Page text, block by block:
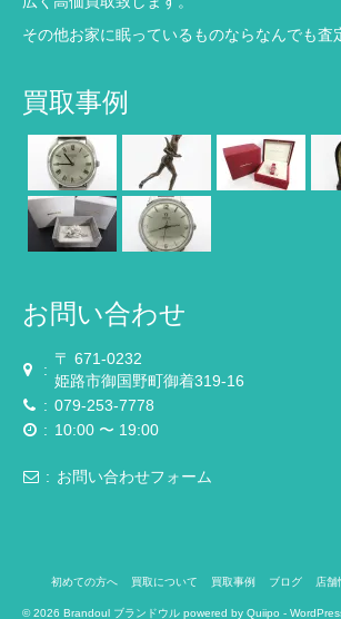
その他お家に眠っているものならなんでも査
買取事例
お問い合わせ
:
〒 671-0232
姫路市御国野町御着319-16
: 079-253-7778
: 10:00 〜 19:00
: お問い合わせフォーム
初めての方へ 買取について 買取事例 ブログ 店舗
© 2026 Brandoul ブランドウル powered by Quiipo -